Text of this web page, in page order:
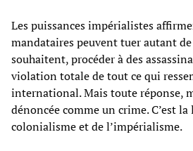
Les puissances impérialistes
mandataires peuvent tuer autant
souhaitent, procéder à des
violation totale de tout ce qui
international. Mais toute réponse,
dénoncée comme un crime. C’est
colonialisme et de l’impérialisme.